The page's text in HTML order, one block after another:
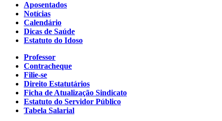
Aposentados
Notícias
Calendário
Dicas de Saúde
Estatuto do Idoso
Professor
Contracheque
Filie-se
Direito Estatutários
Ficha de Atualização Sindicato
Estatuto do Servidor Público
Tabela Salarial